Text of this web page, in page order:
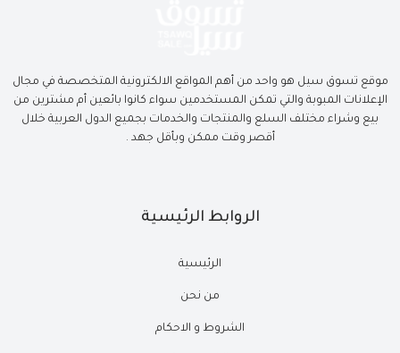
موقع تسوق سيل هو واحد من أهم المواقع الالكترونية المتخصصة في مجال
الإعلانات المبوبة والتي تمكن المستخدمين سواء كانوا بائعين أم مشترين من
بيع وشراء مختلف السلع والمنتجات والخدمات بجميع الدول العربية خلال
أقصر وقت ممكن وبأقل جهد .
الروابط الرئيسية
الرئيسية
من نحن
الشروط و الاحكام